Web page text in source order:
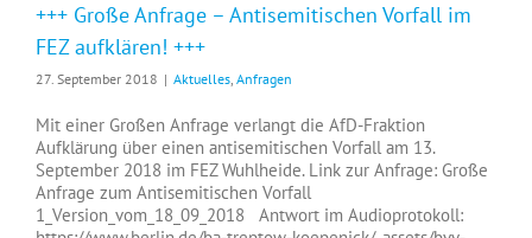
+++ Große Anfrage – Antisemitischen Vorfall im
FEZ aufklären! +++
27. September 2018 | Aktuelles Anfragen
Mit einer Großen Anfrage verlangt die AfD-Fraktion
Aufklärung über einen antisemitischen Vorfall am 13.
September 2018 im FEZ Wuhlheide. Link zur Anfrage: Große
Anfrage zum Antisemitischen Vorfall
1_Version_vom_18_09_2018 Antwort im Audioprotokoll: